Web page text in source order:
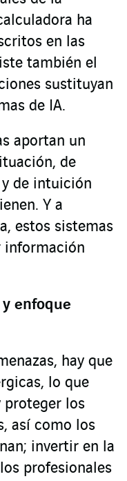
ha
en las
también el
sustituyan
de IA.
aportan un
de
de intuición
Y a
estos sistemas
información
enfoque
hay que
lo que
proteger los
así como los
invertir en la
profesionales